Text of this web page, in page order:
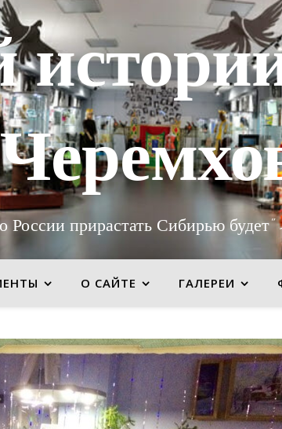
России прирастать Сибирью
О САЙТЕ ГАЛЕРЕИ